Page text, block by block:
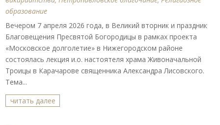
образование
Вечером 7 апреля 2026 года, в Великий вторник и праздник
Благовещения Пресвятой Богородицы в рамках проекта
«Московское долголетие» в Нижегородском районе
состоялась лекция и.о. настоятеля храма Живоначальной
Троицы в Карачарове священника Александра Лисовского.
Тема...
читать далее